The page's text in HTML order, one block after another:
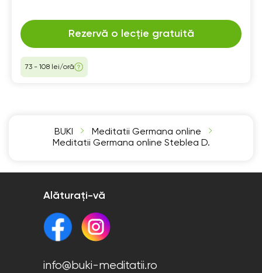
Rezervă o lecție gratuită
73 - 108 lei/oră
BUKI
Meditatii Germana online
Meditatii Germana online Steblea D.
Alăturați-vă
info@buki-meditatii.ro